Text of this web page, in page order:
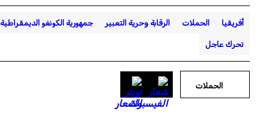
أفريقيا الحملات الرقابة وحرية التعبير جمهورية الكونغو الديمقراطية
تحرك عاجل
الحملات